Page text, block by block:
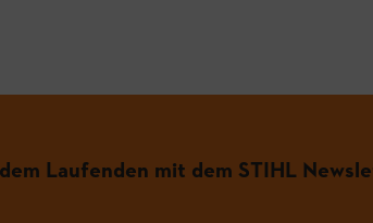
Laufenden mit dem STIHL